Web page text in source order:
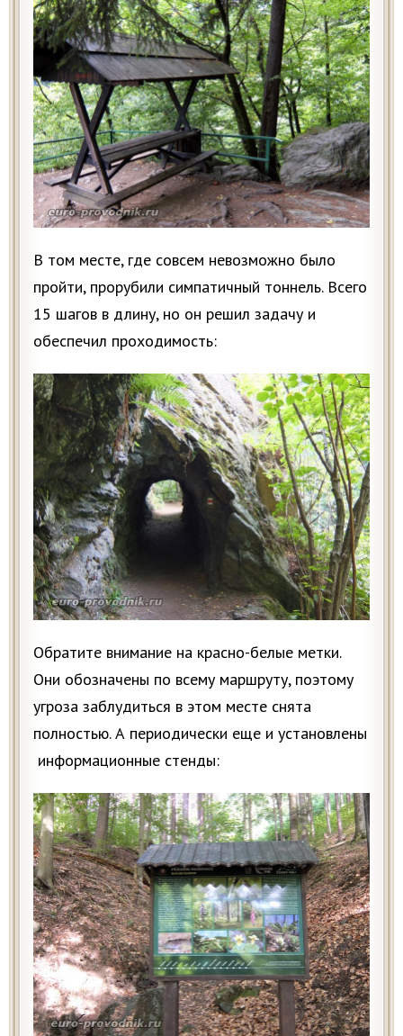
В том месте, где совсем невозможно было
пройти, прорубили симпатичный тоннель. Всего
15 шагов в длину, но он решил задачу и
обеспечил проходимость:
Обратите внимание на красно-белые метки.
Они обозначены по всему маршруту, поэтому
угроза заблудиться в этом месте снята
полностью. А периодически еще и установлены
информационные стенды: